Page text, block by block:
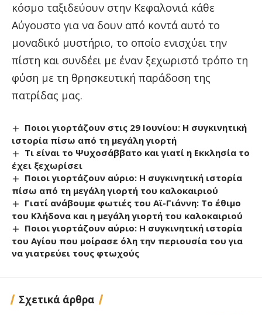
κόσμο ταξιδεύουν στην Κεφαλονιά κάθε
Αύγουστο για να δουν από κοντά αυτό το
μοναδικό μυστήριο, το οποίο ενισχύει την
πίστη και συνδέει με έναν ξεχωριστό τρόπο τη
φύση με τη θρησκευτική παράδοση της
πατρίδας μας.
Ποιοι γιορτάζουν στις 29 Ιουνίου: Η συγκινητική
ιστορία πίσω από τη μεγάλη γιορτή
Τι είναι το Ψυχοσάββατο και γιατί η Εκκλησία το
έχει ξεχωρίσει
Ποιοι γιορτάζουν αύριο: Η συγκινητική ιστορία
πίσω από τη μεγάλη γιορτή του καλοκαιριού
Γιατί ανάβουμε φωτιές του Αϊ-Γιάννη: Το έθιμο
του Κλήδονα και η μεγάλη γιορτή του καλοκαιριού
Ποιοι γιορτάζουν αύριο: Η συγκινητική ιστορία
του Αγίου που μοίρασε όλη την περιουσία του για
να γιατρεύει τους φτωχούς
Σχετικά άρθρα